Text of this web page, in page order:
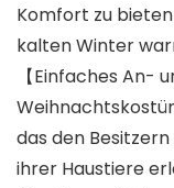
Komfort zu
kalten Winter
【Einfaches An-
das den
ihrer Haustiere